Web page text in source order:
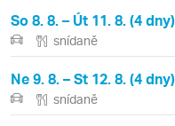
So 8. 8. – Út 11. 8. (4 dny)
snídaně
Ne 9. 8. – St 12. 8. (4 dny)
snídaně